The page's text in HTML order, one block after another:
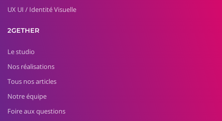
UX UI / Identité Visuelle
2GETHER
Le studio
Nos réalisations
Tous nos articles
Notre équipe
Foire aux questions